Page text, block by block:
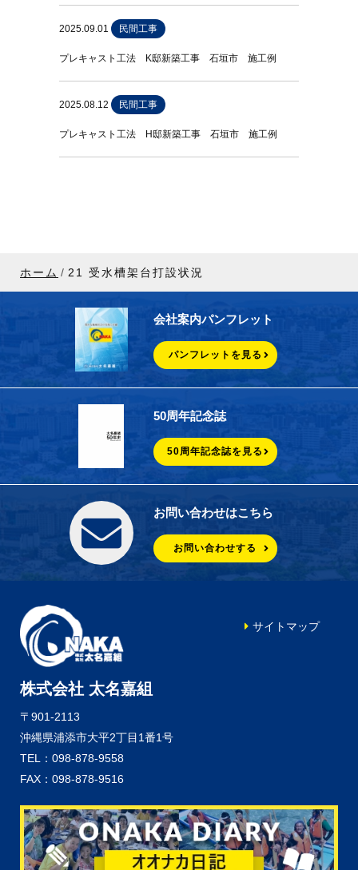
2025.09.01 民間工事
プレキャスト工法 K邸新築工事 石垣市 施工例
2025.08.12 民間工事
プレキャスト工法 H邸新築工事 石垣市 施工例
ホーム 21 受水槽架台打設状況
会社案内パンフレット
パンフレットを見る
50周年記念誌
50周年記念誌を見る
お問い合わせはこちら
お問い合わせする
株式会社 太名嘉組
〒901-2113
沖縄県浦添市大平2丁目1番1号
TEL：098-878-9558
FAX：098-878-9516
サイトマップ